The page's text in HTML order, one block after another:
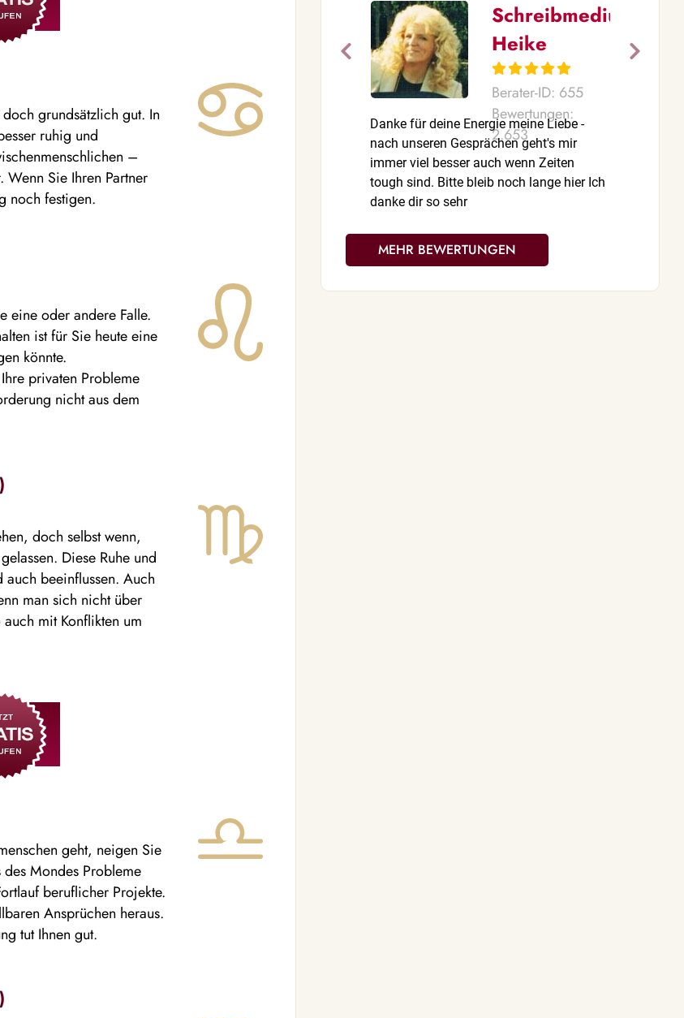
grundsätzlich gut. In
ruhig und
–
Sie Ihren Partner
noch festigen.
eine oder andere Falle.
ist für Sie heute eine
könnte.
privaten Probleme
nicht aus dem
doch selbst wenn,
Diese Ruhe und
beeinflussen. Auch
man sich nicht über
mit Konflikten um
geht, neigen Sie
Mondes Probleme
beruflicher Projekte.
Ansprüchen heraus.
tut Ihnen gut.
Schreibmedium
Heike
Berater-ID: 655
Bewertungen:
2.653
Danke für deine Energie meine Liebe -
nach unseren Gesprächen geht's mir
immer viel besser auch wenn Zeiten
tough sind. Bitte bleib noch lange hier Ich
danke dir so sehr
MEHR BEWERTUNGEN